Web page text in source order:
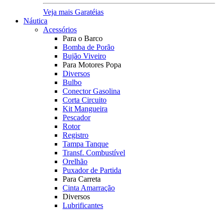
Veja mais Garatéias
Náutica
Acessórios
Para o Barco
Bomba de Porão
Bujão Viveiro
Para Motores Popa
Diversos
Bulbo
Conector Gasolina
Corta Circuito
Kit Mangueira
Pescador
Rotor
Registro
Tampa Tanque
Transf. Combustível
Orelhão
Puxador de Partida
Para Carreta
Cinta Amarração
Diversos
Lubrificantes